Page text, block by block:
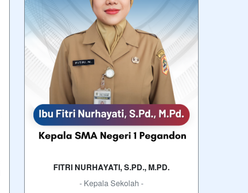
FITRI NURHAYATI, S.PD., M.PD.
- Kepala Sekolah -